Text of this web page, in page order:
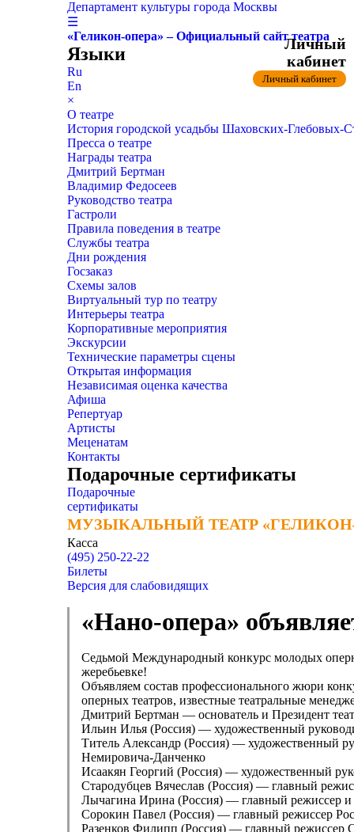
Департамент культуры города Москвы
☰
«Геликон-опера» – Официальный сайт театра
Языки
Ru
En
×
О театре
История городской усадьбы Шаховских-
Пресса о театре
Награды театра
Дмитрий Бертман
Владимир Федосеев
Руководство театра
Гастроли
Правила поведения в театре
Службы театра
Дни рождения
Госзаказ
Схемы залов
Виртуальный тур по театру
Интерьеры театра
Корпоративные мероприятия
Экскурсии
Технические параметры сцены
Открытая информация
Независимая оценка качества
Афиша
Репертуар
Артисты
Меценатам
Контакты
Подарочные сертификаты
Подарочные
сертификаты
МУЗЫКАЛЬНЫЙ ТЕАТР
МУЗЫКАЛЬНЫЙ ТЕАТР
Касса
(495) 250-22-22
Личный
кабинет
Личный кабинет
Билеты
Версия для слабовидящих
«Нано-опера»
Седьмой Международный конкурс молодых
жеребьевке!
Объявляем состав профессионального жюри
оперных театров, известные театральные
Дмитрий Бертман — основатель и Президент
Ильин Илья (Россия) — художественный
Титель Александр (Россия) — художественный
Немировича-Данченко
Исаакян Георгий (Россия) — художественный
Стародубцев Вячеслав (Россия) — главный
Лычагина Ирина (Россия) — главный режиссер и
Сорокин Павел (Россия) — главный режиссер
Разенков Филипп (Россия) — главный режиссер